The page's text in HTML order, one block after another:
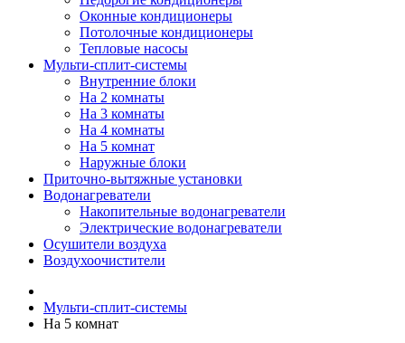
Оконные кондиционеры
Потолочные кондиционеры
Тепловые насосы
Мульти-сплит-системы
Внутренние блоки
На 2 комнаты
На 3 комнаты
На 4 комнаты
На 5 комнат
Наружные блоки
Приточно-вытяжные установки
Водонагреватели
Накопительные водонагреватели
Электрические водонагреватели
Осушители воздуха
Воздухоочистители
Мульти-сплит-системы
На 5 комнат